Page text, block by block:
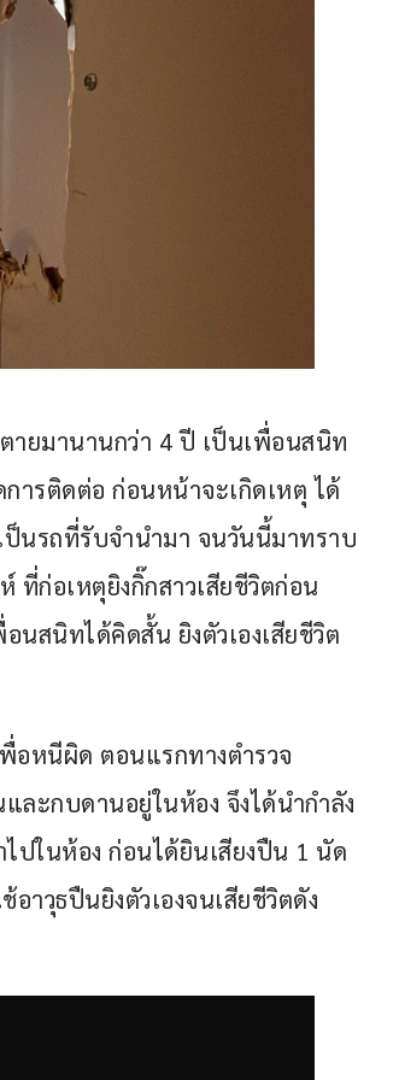
ายมานานกว่า 4 ปี เป็นเพื่อนสนิท
ารติดต่อ ก่อนหน้าจะเกิดเหตุ ได้
ป็นรถที่รับจำนำมา จนวันนี้มาทราบ
ก่อเหตุยิงกิ๊กสาวเสียชีวิตก่อน
นสนิทได้คิดสั้น ยิงตัวเองเสียชีวิต
อหนีผิด ตอนแรกทางตำรวจ
ละกบดานอยู่ในห้อง จึงได้นำกำลัง
ปในห้อง ก่อนได้ยินเสียงปืน 1 นัด
าวุธปืนยิงตัวเองจนเสียชีวิตดัง